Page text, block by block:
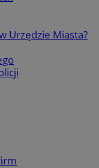
Urzędzie Miasta?